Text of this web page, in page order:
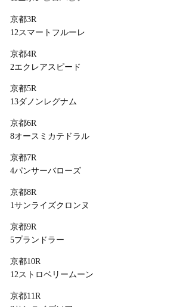
京都3R
12スマートフルーレ
京都4R
2エクレアスピード
京都5R
13ダノンレグナム
京都6R
8オースミカテドラル
京都7R
4パンサーバローズ
京都8R
1サンライズクロンヌ
京都9R
5プランドラー
京都10R
12ストロベリームーン
京都11R